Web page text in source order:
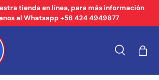
tienda en línea, para más información
al Whatsapp +58 424 4949877
Buscar